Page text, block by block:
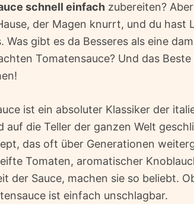
schnell einfach zubereiten?
der Magen knurrt, und du hast
Was gibt es da Besseres als eine
Tomatensauce? Und das
ist ein absoluter Klassiker der
auf die Teller der ganzen Welt
das oft über Generationen
Tomaten, aromatischer
der Sauce, machen sie so beliebt.
ist einfach unschlagbar.